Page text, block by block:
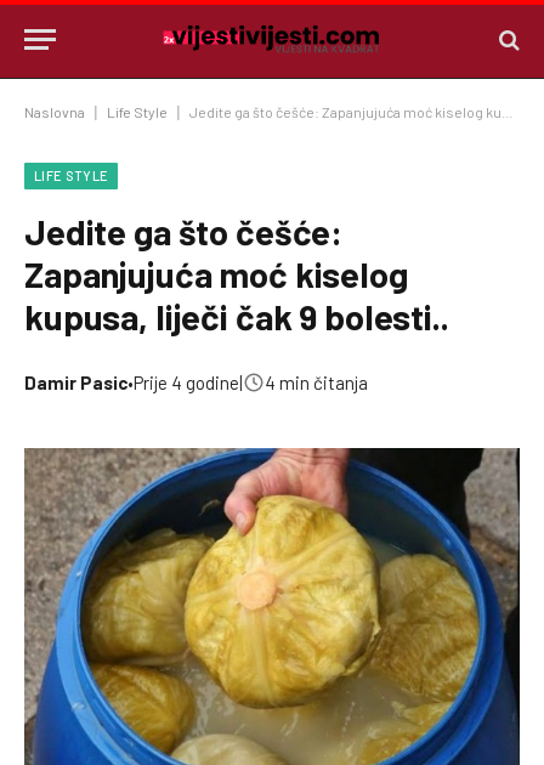
Naslovna Life Style Jedite ga što češće: Zapanjujuća moć kiselog kupusa, liječi čak 9 bolesti..
LIFE STYLE
Jedite ga što češće:
Zapanjujuća moć kiselog
kupusa, liječi čak 9 bolesti..
Damir Pasic•Prije 4 godine| 4 min čitanja